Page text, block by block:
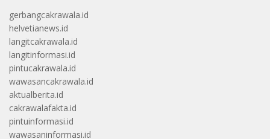
gerbangcakrawala.id
helvetianews.id
langitcakrawala.id
langitinformasi.id
pintucakrawala.id
wawasancakrawala.id
aktualberita.id
cakrawalafakta.id
pintuinformasi.id
wawasaninformasi.id